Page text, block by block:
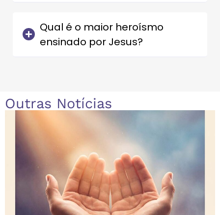
Qual é o maior heroísmo
ensinado por Jesus?
Outras Notícias